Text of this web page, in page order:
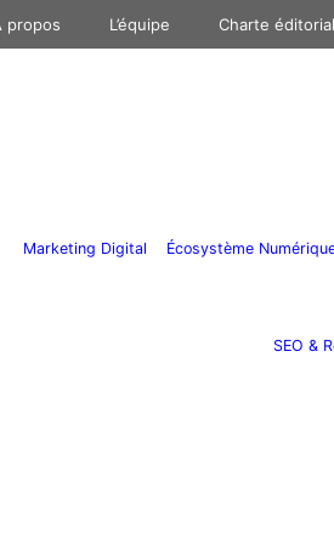
propos L’équipe Charte
Marketing Digital Écosystème
SEO &